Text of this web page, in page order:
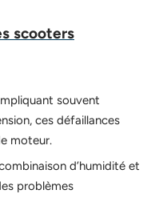
scooters
souvent
ces défaillances
moteur.
d’humidité et
problèmes